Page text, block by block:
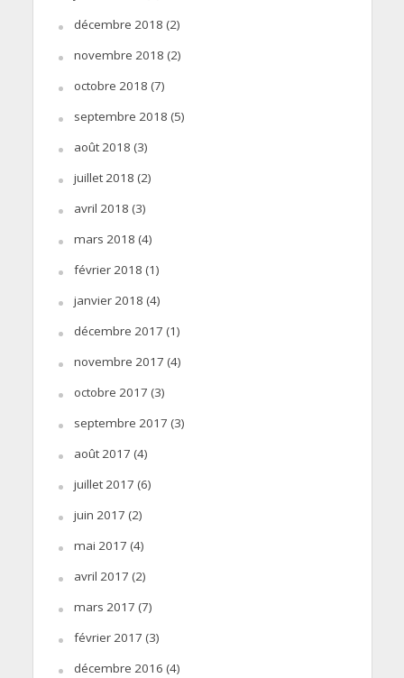
décembre 2018 (2)
novembre 2018 (2)
octobre 2018 (7)
septembre 2018 (5)
août 2018 (3)
juillet 2018 (2)
avril 2018 (3)
mars 2018 (4)
février 2018 (1)
janvier 2018 (4)
décembre 2017 (1)
novembre 2017 (4)
octobre 2017 (3)
septembre 2017 (3)
août 2017 (4)
juillet 2017 (6)
juin 2017 (2)
mai 2017 (4)
avril 2017 (2)
mars 2017 (7)
février 2017 (3)
décembre 2016 (4)